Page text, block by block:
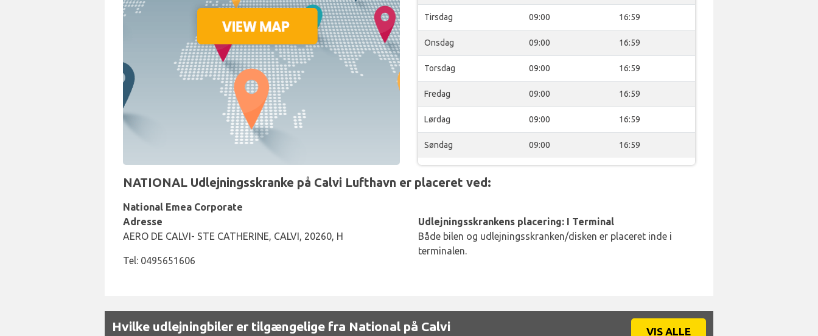
Tirsdag 09:00 16:59
Onsdag 09:00 16:59
Torsdag 09:00 16:59
Fredag 09:00 16:59
Lørdag 09:00 16:59
Søndag 09:00 16:59
NATIONAL Udlejningsskranke på Calvi Lufthavn er placeret ved:
National Emea Corporate
Adresse
AERO DE CALVI- STE CATHERINE, CALVI, 20260, H
Tel: 0495651606
Udlejningsskrankens placering: I Terminal
Både bilen og udlejningsskranken/disken er placeret inde i
terminalen.
Hvilke udlejningbiler er tilgængelige fra National på Calvi
VIS ALLE